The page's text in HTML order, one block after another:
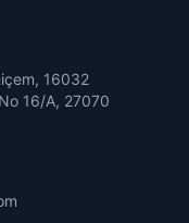
16032
16/A, 27070